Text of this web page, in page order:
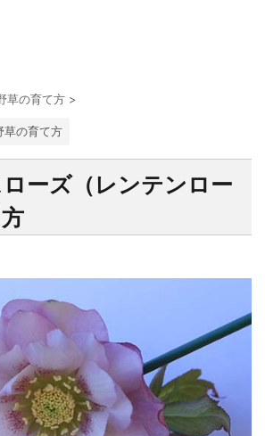
草の育て方 >
草の育て方
ーズ（レンテンロー